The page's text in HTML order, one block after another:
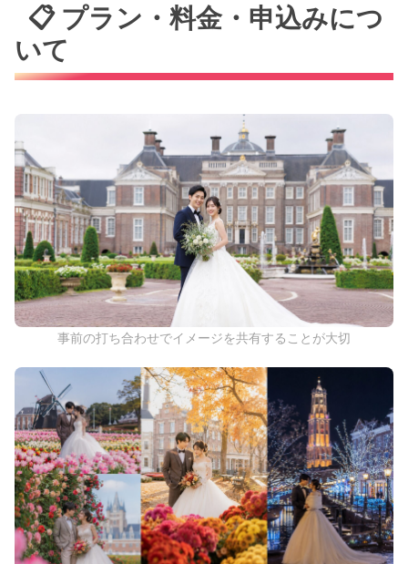
📋 プラン・料金・申込みにつ
いて
事前の打ち合わせでイメージを共有することが大切